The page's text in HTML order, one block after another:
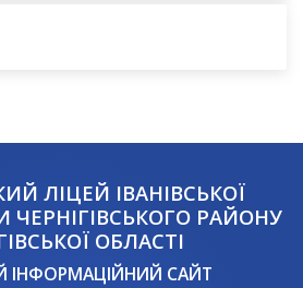
ЛІЦЕЙ ІВАНІВСЬКОЇ
ЧЕРНІГІВСЬКОГО РАЙОНУ
ОБЛАСТІ
ІНФОРМАЦІЙНИЙ САЙТ